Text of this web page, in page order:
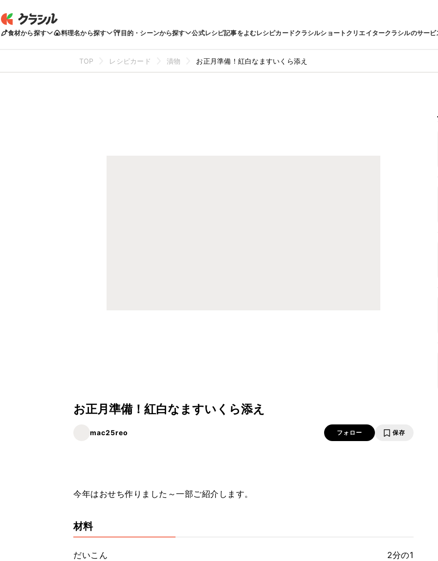
食材から探す 料理名から探す 目的・シーンから探す 公式レシピ記事をよむレシピカードクラシルショートクリエイタークラシルのサービ
TOP レシピカード 漬物 お正月準備！紅白なますいくら添え
お正月準備！紅白なますいくら添え
mac25reo フォロー 保存
今年はおせち作りました～一部ご紹介します。
材料
だいこん
2分の1